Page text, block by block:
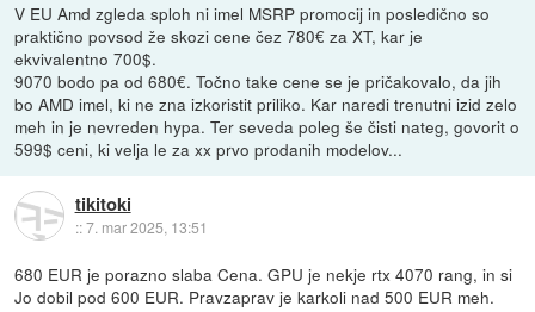
V EU Amd zgleda sploh ni imel MSRP promocij in posledično so
praktično povsod že skozi cene čez 780€ za XT, kar je
ekvivalentno 700$.
9070 bodo pa od 680€. Točno take cene se je pričakovalo, da jih
bo AMD imel, ki ne zna izkoristit priliko. Kar naredi trenutni izid zelo
meh in je nevreden hypa. Ter seveda poleg še čisti nateg, govorit o
599$ ceni, ki velja le za xx prvo prodanih modelov...
tikitoki
::7. mar 2025, 13:51
680 EUR je porazno slaba Cena. GPU je nekje rtx 4070 rang, in si
Jo dobil pod 600 EUR. Pravzaprav je karkoli nad 500 EUR meh.